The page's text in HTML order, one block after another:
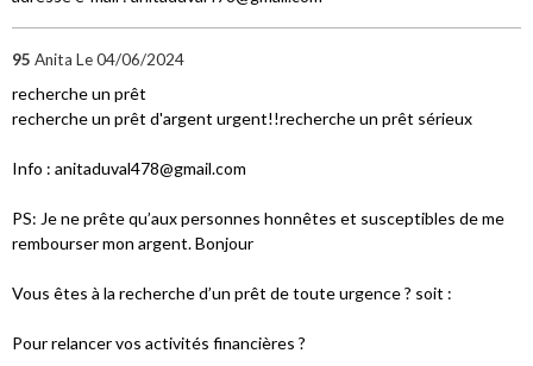
95 Anita Le 04/06/2024
recherche un prêt
recherche un prêt d'argent urgent!!recherche un prêt sérieux
Info : anitaduval478@gmail.com
PS: Je ne prête qu’aux personnes honnêtes et susceptibles de me
rembourser mon argent. Bonjour
Vous êtes à la recherche d’un prêt de toute urgence ? soit :
Pour relancer vos activités financières ?